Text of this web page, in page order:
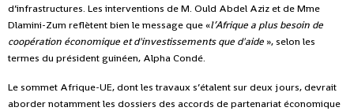
d’infrastructures. Les interventions de M. Ould Abdel Aziz et de Mme
Dlamini-Zum reflètent bien le message que «l’Afrique a plus besoin de
coopération économique et d'investissements que d'aide », selon les
termes du président guinéen, Alpha Condé.
Le sommet Afrique-UE, dont les travaux s’étalent sur deux jours, devrait
aborder notamment les dossiers des accords de partenariat économique